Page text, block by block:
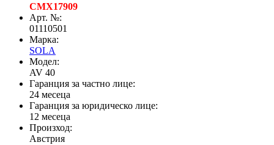
CMX17909
Арт. №:
01110501
Марка:
SOLA
Модел:
AV 40
Гаранция за частно лице:
24 месеца
Гаранция за юридическо лице:
12 месеца
Произход:
Австрия